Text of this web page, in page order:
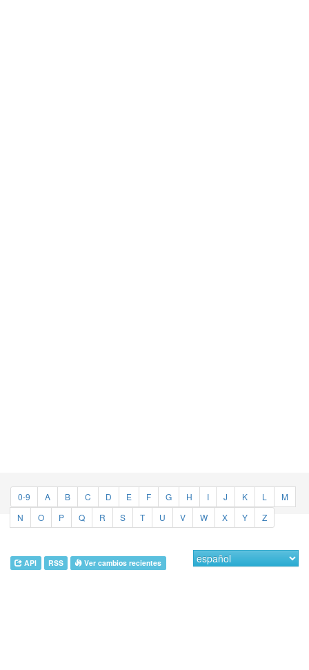
0-9 A B C D E F G H I J K L
M
N
O P Q R S T U V W X Y Z
API RSS Ver cambios recientes